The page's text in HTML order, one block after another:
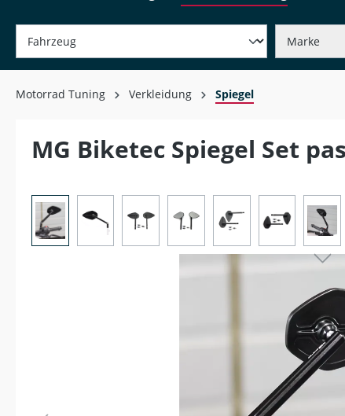
Motorrad Tuning Verkleidung Spiegel
MG Biketec Spiegel Set
Bildergalerie überspringen